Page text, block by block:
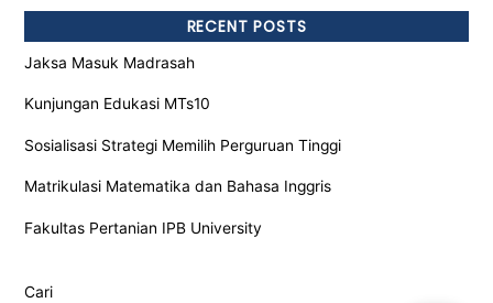
RECENT POSTS
Jaksa Masuk Madrasah
Kunjungan Edukasi MTs10
Sosialisasi Strategi Memilih Perguruan Tinggi
Matrikulasi Matematika dan Bahasa Inggris
Fakultas Pertanian IPB University
Cari